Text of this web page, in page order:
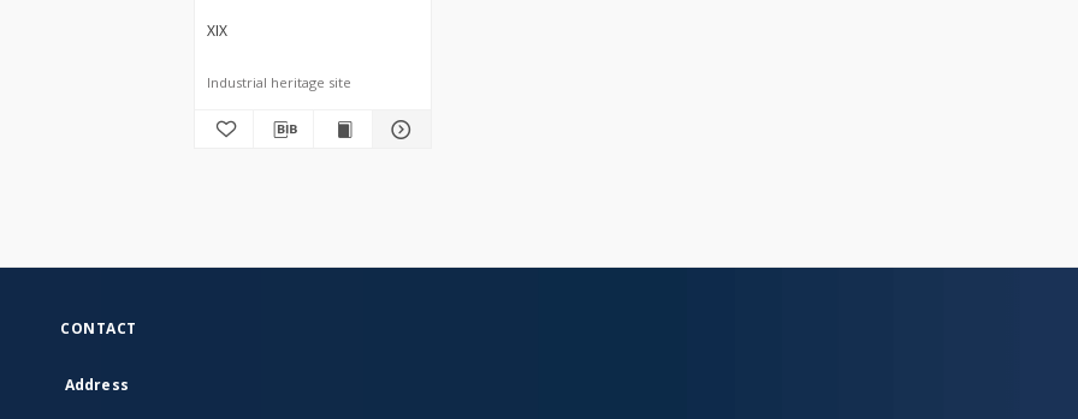
XIX
Industrial heritage site
CONTACT
Address